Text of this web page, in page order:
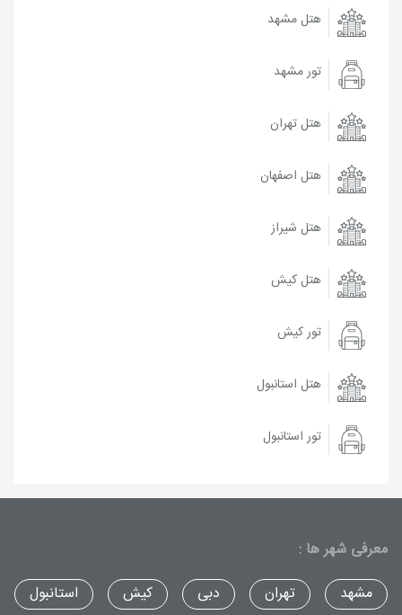
هتل مشهد
تور مشهد
هتل تهران
هتل اصفهان
هتل شیراز
هتل کیش
تور کیش
هتل استانبول
تور استانبول
معرفی شهر ها :
مشهد
تهران دبی کیش استانبول